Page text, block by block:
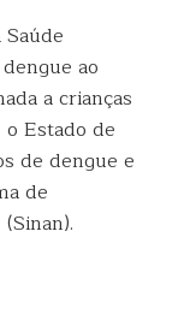
ao
a crianças
Estado de
de dengue e
de